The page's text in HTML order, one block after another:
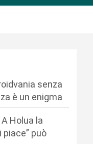
senza
è un enigma
Holua la
piace” può